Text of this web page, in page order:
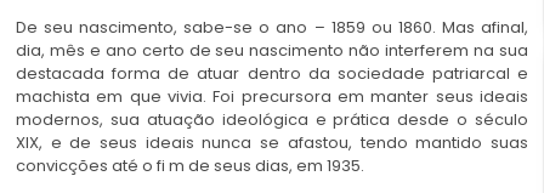
De seu nascimento, sabe-se o ano – 1859 ou 1860. Mas afinal,
dia, mês e ano certo de seu nascimento não interferem na sua
destacada forma de atuar dentro da sociedade patriarcal e
machista em que vivia. Foi precursora em manter seus ideais
modernos, sua atuação ideológica e prática desde o século
XIX, e de seus ideais nunca se afastou, tendo mantido suas
convicções até o fi m de seus dias, em 1935.